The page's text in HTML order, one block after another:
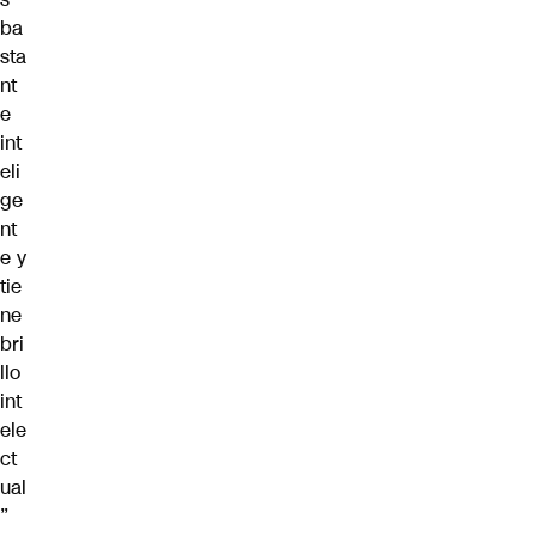
ba
sta
nt
e
int
eli
ge
nt
e y
tie
ne
bri
llo
int
ele
ct
ual
”